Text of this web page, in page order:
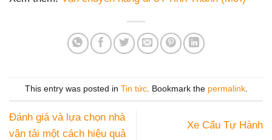
This entry was posted in Tin tức. Bookmark the permalink.
Đánh giá và lựa chọn nhà
vận tải một cách hiệu quả
Xe Cẩu Tự Hành